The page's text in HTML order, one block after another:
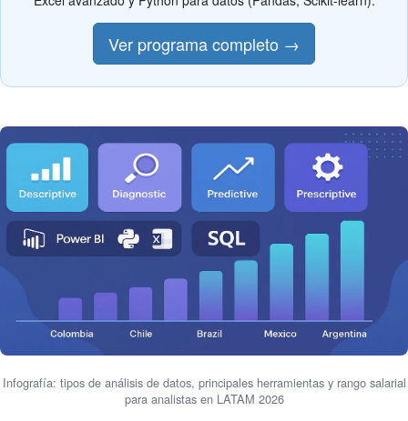
Ver programa completo →
Infografía: tipos de análisis de datos, principales herramientas y rango salarial
para analistas en LATAM 2026